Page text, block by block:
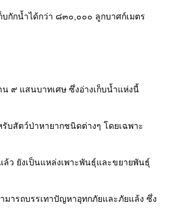
กักน้ำได้กว่า ๘๓๐,๐๐๐ ลูกบาศก์เมตร
๙ แสนบาทเศษ ซึ่งอ่างเก็บน้ำแห่งนี้
สัตว์ป่าหายากชนิดต่างๆ โดยเฉพาะ
ว ยังเป็นแหล่งเพาะพันธุ์และขยายพันธุ์
ารถบรรเทาปัญหาอุทกภัยและภัยแล้ง ซึ่ง